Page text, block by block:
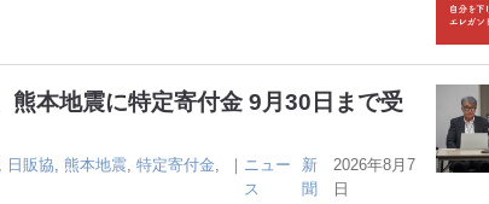
熊本地震に特定寄付金 9月30日まで受
, 日販協, 熊本地震, 特定寄付金,
｜ ニュー
ス
新
聞
2026年8月7
日